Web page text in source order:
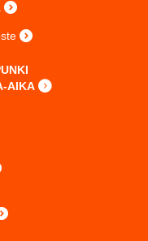
AIKA